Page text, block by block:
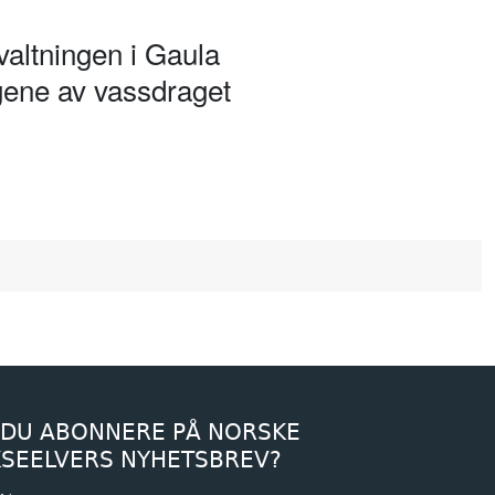
Eggafossen i Holtålen - en
Siden Gaula er uregulert
i Gaula
av vassdraget
ABONNERE PÅ NORSKE
NYHETSBREV?